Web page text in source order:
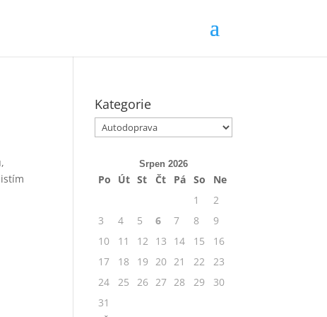
Kategorie
Kategorie
Srpen 2026
Po Út St Čt Pá So
Ne
1
2
3
4 5 6 7 8
9
10
11 12 13 14 15
16
17
18 19 20 21 22
23
24
25 26 27 28 29
30
31